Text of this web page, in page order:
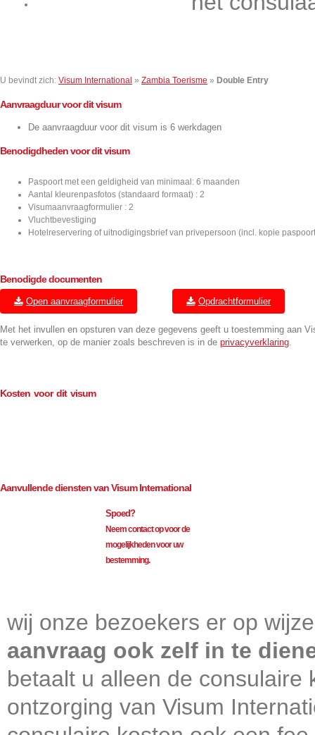
U bevindt zich: Visum International » Zambia Toerisme » Double Entry
Aanvraagduur voor dit visum
De aanvraagduur voor dit visum is 6 werkdagen
Benodigdheden voor dit visum
Paspoort met een geldigheid van minimaal: 6 maanden
Aantal kleurenpasfotos (standaard formaat) : 2
Visumaanvraagformulier : 2
Vluchtbevestiging
Hotelreservering of uitnodigingsbrief van privepersoon (incl. kopie
Benodigde documenten
Open aanvraagformulier Opdrachtformulier
Met het invullen en opsturen van deze gegevens geeft u toestemming aan
te verwerken, op de manier zoals beschreven is in de privacyverklaring.
Kosten voor dit visum
Aanvullende diensten van Visum International
Spoed?
Neem contact op voor de
mogelijkheden voor uw
bestemming.
wij onze bezoekers er op
aanvraag ook zelf in te
betaalt u alleen de consulaire
ontzorging van Visum